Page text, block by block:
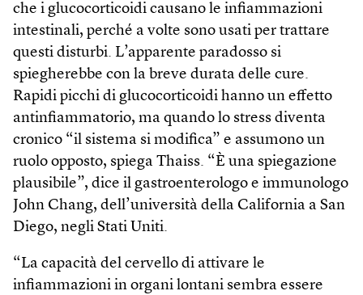
che i glucocorticoidi causano le infiammazioni
intestinali, perché a volte sono usati per trattare
questi disturbi. L’apparente paradosso si
spiegherebbe con la breve durata delle cure.
Rapidi picchi di glucocorticoidi hanno un effetto
antinfiammatorio, ma quando lo stress diventa
cronico “il sistema si modifica” e assumono un
ruolo opposto, spiega Thaiss. “È una spiegazione
plausibile”, dice il gastroenterologo e immunologo
John Chang, dell’università della California a San
Diego, negli Stati Uniti.
“La capacità del cervello di attivare le
infiammazioni in organi lontani sembra essere